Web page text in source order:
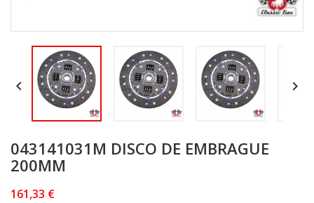
 
043141031M DISCO DE EMBRAGUE
200MM
161,33 €